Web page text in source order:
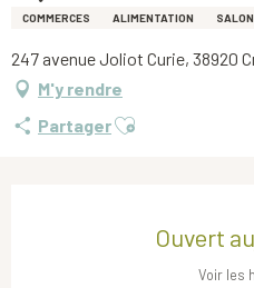
COMMERCES ALIMENTATION
247 avenue Joliot Curie, 38920
M'y rendre
PartagerAjouter aux
Ouvert
Voir les